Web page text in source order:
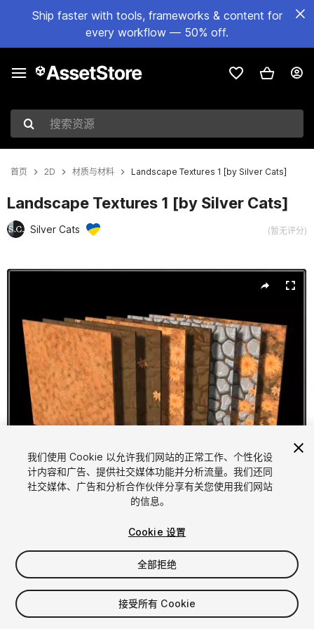
Ship faster with tools, frameworks & content for
every workflow — 50% off.
搜索资源
首页 2D 材质与材料 Landscape Textures 1 [by Silver Cats]
Landscape Textures 1 [by Silver Cats]
Silver Cats (暂无评分)
1 /6
$4.99
我们使用 Cookie 以允许我们网站的正常工作、个性化设
计内容和广告、提供社交媒体功能并分析流量。我们还同
社交媒体、广告和分析合作伙伴分享有关您使用我们网站
的信息。
Cookie 设置
全部拒绝
接受所有 Cookie